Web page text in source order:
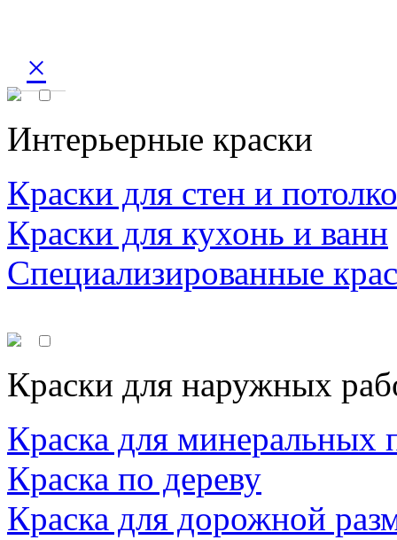
×
Интерьерные краски
Краски для стен и
Краски для кухонь и ванн
Специализированные
Краски для наружных
Краска для минеральных
Краска по дереву
Краска для дорожной